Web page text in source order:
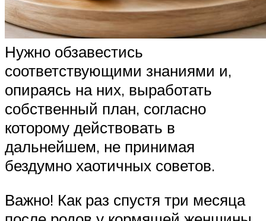
Нужно обзавестись
соответствующими знаниями и,
опираясь на них, выработать
собственный план, согласно
которому действовать в
дальнейшем, не принимая
бездумно хаотичных советов.
Важно! Как раз спустя три месяца